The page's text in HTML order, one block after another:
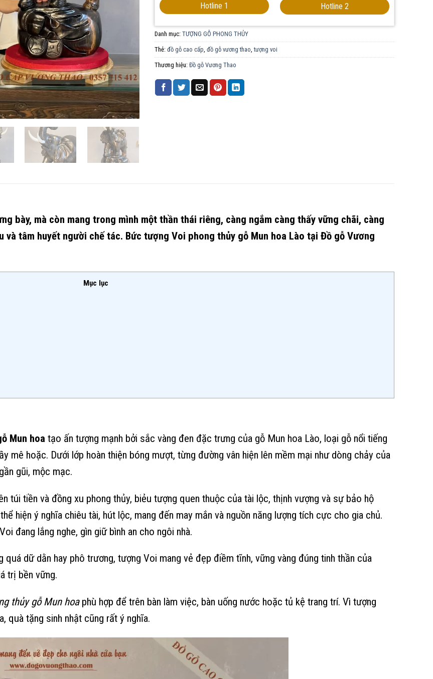
Hotline 1
Hotline 2
Danh mục: TƯỢNG GỖ PHONG THỦY
Thẻ: đồ gỗ cao cấp đồ gỗ vương thao ,tượng voi
Thương hiệu: Đồ gỗ Vương Thao
bày, mà còn mang trong mình một thần thái riêng, càng ngắm càng thấy vững chãi, càng
và tâm huyết người chế tác. Bức tượng Voi phong thủy gỗ Mun hoa Lào tại Đồ gỗ Vương
Mục lục
Mun hoa tạo ấn tượng mạnh bởi sắc vàng đen đặc trưng của gỗ Mun hoa Lào, loại gỗ nổi tiếng
mê hoặc. Dưới lớp hoàn thiện bóng mượt, từng đường vân hiện lên mềm mại như dòng chảy của
gũi, mộc mạc.
túi tiền và đồng xu phong thủy, biẻu tượng quen thuộc của tài lộc, thịnh vượng và sự bảo hộ
hiện ý nghĩa chiêu tài, hút lộc, mang đến may mắn và nguồn năng lượng tích cực cho gia chủ.
đang lắng nghe, gìn giữ bình an cho ngôi nhà.
dữ dằn hay phô trương, tượng Voi mang vẻ đẹp điềm tĩnh, vững vàng đúng tinh thần của
trị bền vững.
thủy gỗ Mun hoaphù hợp để trên bàn làm việc, bàn uống nước hoặc tủ kệ trang trí. Vì tượng
quà tặng sinh nhật cũng rất ý nghĩa.